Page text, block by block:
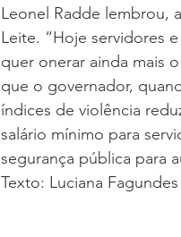
Leonel Radde lembrou,
Leite. “Hoje servidores
quer onerar ainda mais
que o governador,
índices de violência
salário mínimo para
segurança pública para
Texto: Luciana Fagundes